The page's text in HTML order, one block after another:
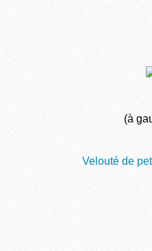
(à
Velouté de